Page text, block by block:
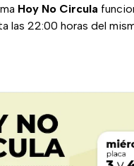
Hoy No Circula
las 22:00 horas del